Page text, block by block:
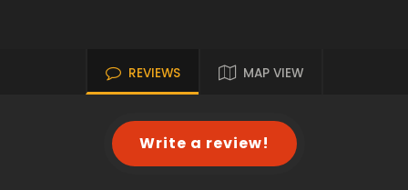
REVIEWS MAP VIEW
Write a review!